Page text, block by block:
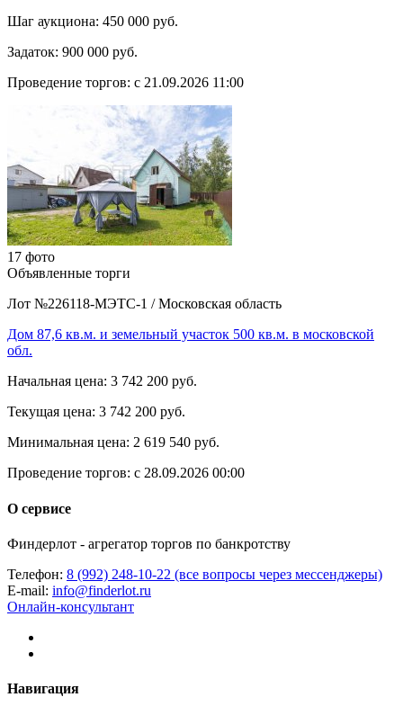
Шаг аукциона: 450 000 руб.
Задаток: 900 000 руб.
Проведение торгов: с 21.09.2026 11:00
17 фото
Объявленные торги
Лот №226118-МЭТС-1 / Московская область
Дом 87,6 кв.м. и земельный участок 500 кв.м. в московской
обл.
Начальная цена: 3 742 200 руб.
Текущая цена: 3 742 200 руб.
Минимальная цена: 2 619 540 руб.
Проведение торгов: с 28.09.2026 00:00
О сервисе
Финдерлот - агрегатор торгов по банкротству
Телефон: 8 (992) 248-10-22 (все вопросы через мессенджеры)
E-mail: info@finderlot.ru
Онлайн-консультант
Навигация